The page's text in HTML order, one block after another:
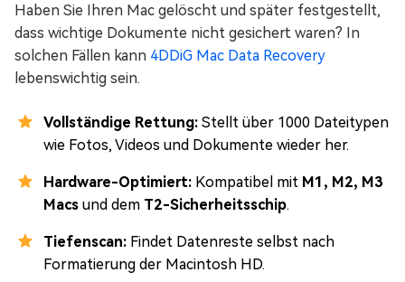
Haben Sie Ihren Mac gelöscht und später festgestellt,
dass wichtige Dokumente nicht gesichert waren? In
solchen Fällen kann 4DDiG Mac Data Recovery
lebenswichtig sein.
Vollständige Rettung: Stellt über 1000 Dateitypen
wie Fotos, Videos und Dokumente wieder her.
Hardware-Optimiert: Kompatibel mit M1, M2, M3
Macs und dem T2-Sicherheitsschip.
Tiefenscan: Findet Datenreste selbst nach
Formatierung der Macintosh HD.